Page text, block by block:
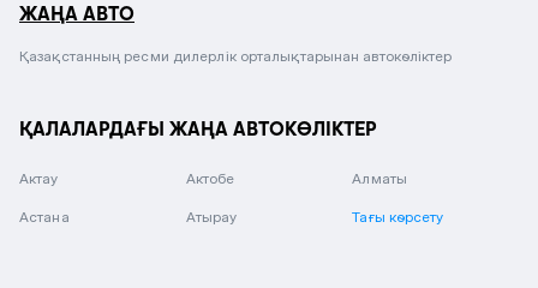
ЖАҢА АВТО
Қазақстанның ресми дилерлік орталықтарынан автокөліктер
ҚАЛАЛАРДАҒЫ ЖАҢА АВТОКӨЛІКТЕР
Актау Актобе Алматы
Астана Атырау Тағы көрсету